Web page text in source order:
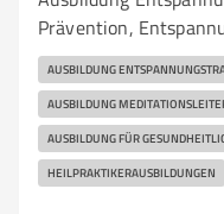
Prävention,
AUSBILDUNG
AUSBILDUNG
AUSBILDUNG FÜR
HEILPRAKTIKERAUSBILDUNGEN